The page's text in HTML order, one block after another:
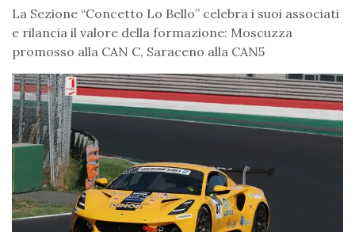
La Sezione “Concetto Lo Bello” celebra i suoi associati
e rilancia il valore della formazione: Moscuzza
promosso alla CAN C, Saraceno alla CAN5